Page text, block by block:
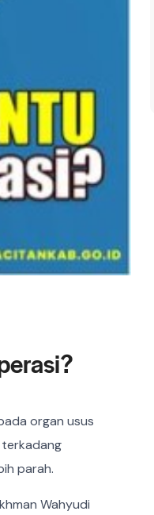
organ usus
parah.
Wahyudi